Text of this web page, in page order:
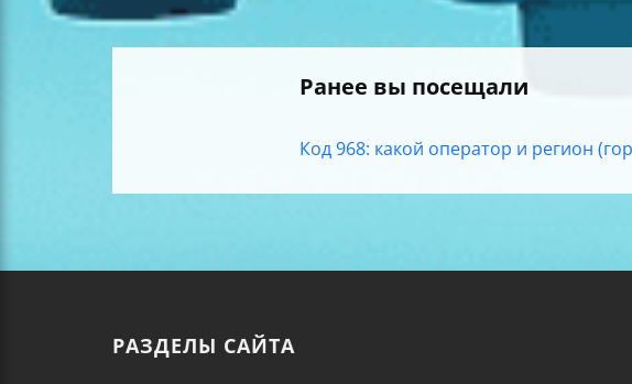
Ранее вы посещали
Код 968: какой оператор и регион
РАЗДЕЛЫ САЙТА